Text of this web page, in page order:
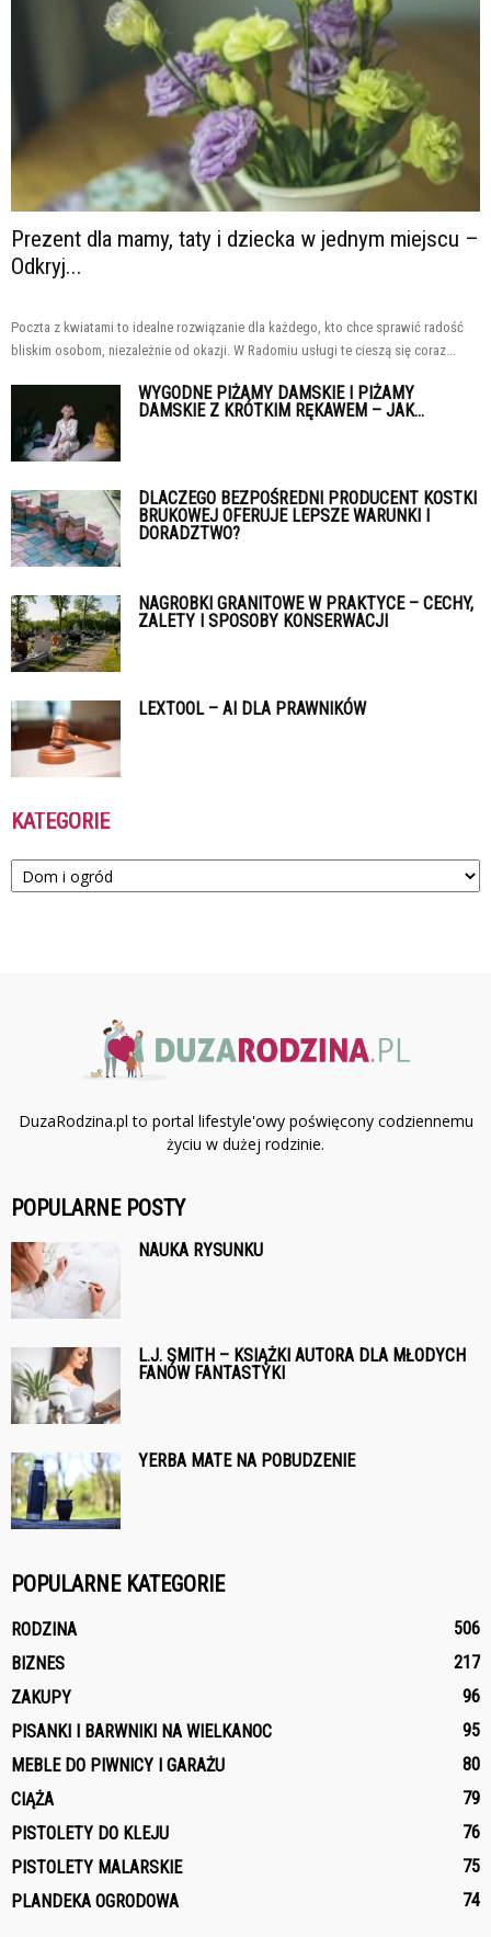
Prezent dla mamy, taty i dziecka w jednym miejscu –
Odkryj...
Poczta z kwiatami to idealne rozwiązanie dla każdego, kto chce sprawić radość
bliskim osobom, niezależnie od okazji. W Radomiu usługi te cieszą się coraz...
WYGODNE PIŻAMY DAMSKIE I PIŻAMY
DAMSKIE Z KRÓTKIM RĘKAWEM – JAK...
DLACZEGO BEZPOŚREDNI PRODUCENT KOSTKI
BRUKOWEJ OFERUJE LEPSZE WARUNKI I
DORADZTWO?
NAGROBKI GRANITOWE W PRAKTYCE – CECHY,
ZALETY I SPOSOBY KONSERWACJI
LEXTOOL – AI DLA PRAWNIKÓW
KATEGORIE
Kategorie
DuzaRodzina.pl to portal lifestyle'owy poświęcony codziennemu
życiu w dużej rodzinie.
POPULARNE POSTY
NAUKA RYSUNKU
L.J. SMITH – KSIĄŻKI AUTORA DLA MŁODYCH
FANÓW FANTASTYKI
YERBA MATE NA POBUDZENIE
POPULARNE KATEGORIE
RODZINA
506
BIZNES
217
ZAKUPY
96
PISANKI I BARWNIKI NA WIELKANOC
95
MEBLE DO PIWNICY I GARAŻU
80
CIĄŻA
79
PISTOLETY DO KLEJU
76
PISTOLETY MALARSKIE
75
PLANDEKA OGRODOWA
74